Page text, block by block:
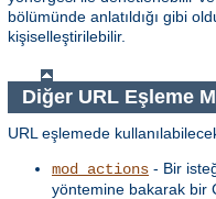
bölümünde anlatıldığı gibi
kişiselleştirilebilir.
Diğer URL Eşleme
URL eşlemede
mod_actions - Bir
yöntemine bakarak bir